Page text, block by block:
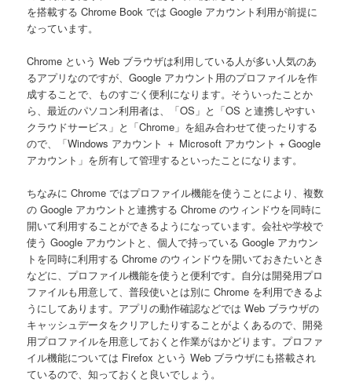
を搭載する Chrome Book では Google アカウント利用が前提に
なっています。
Chrome という Web ブラウザは利用している人が多い人気のあ
るアプリなのですが、Google アカウント用のプロファイルを作
成することで、ものすごく便利になります。そういったことか
ら、最近のパソコン利用者は、「OS」と「OS と連携しやすい
クラウドサービス」と「Chrome」を組み合わせて使ったりする
ので、「Windows アカウント ＋ Microsoft アカウント + Google
アカウント」を所有して管理するといったことになります。
ちなみに Chrome ではプロファイル機能を使うことにより、複数
の Google アカウントと連携する Chrome のウィンドウを同時に
開いて利用することができるようになっています。会社や学校で
使う Google アカウントと、個人で持っている Google アカウン
トを同時に利用する Chrome のウィンドウを開いておきたいとき
などに、プロファイル機能を使うと便利です。自分は開発用プロ
ファイルも用意して、普段使いとは別に Chrome を利用できるよ
うにしてあります。アプリの動作確認などでは Web ブラウザの
キャッシュデータをクリアしたりすることがよくあるので、開発
用プロファイルを用意しておくと作業がはかどります。プロファ
イル機能については Firefox という Web ブラウザにも搭載され
ているので、知っておくと良いでしょう。